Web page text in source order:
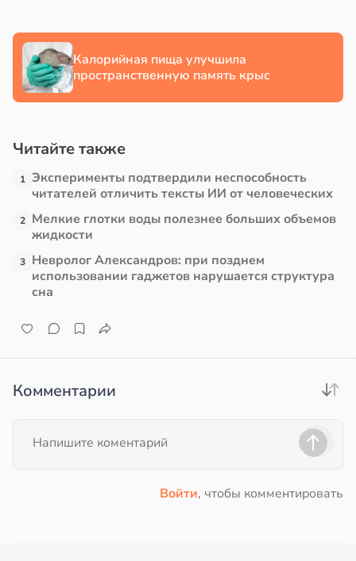
20:58
Калорийная пища улучшила
пространственную память крыс
Читайте также
1 Эксперименты подтвердили неспособность
читателей отличить тексты ИИ от человеческих
2 Мелкие глотки воды полезнее больших объемов
жидкости
3 Невролог Александров: при позднем
использовании гаджетов нарушается структура
сна
Комментарии
Войти, чтобы комментировать
20:54